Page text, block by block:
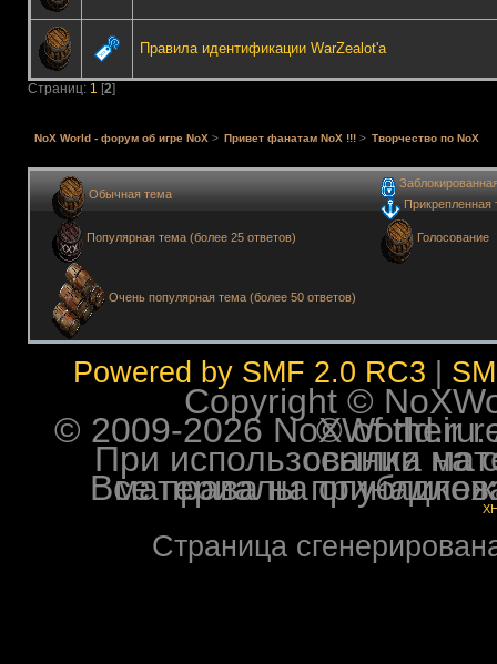
Правила идентификации WarZealot'a
Страниц: 1 [2]
NoX World - форум об игре NoX> Привет фанатам NoX !!! > Творчество по NoX
Обычная тема
Популярная тема (более 25 ответов)
Очень популярная тема (более 50 ответов)
Прикрепленная
Голосование
Powered by SMF 2.0 RC3
Copyright ©
© 2009-2026 NoXWorld.ru. All
При использовании
Все права на опубликованные на форуме
Страница